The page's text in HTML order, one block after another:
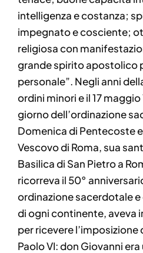
intelligenza e costanza;
impegnato e cosciente;
religiosa con
grande spirito apostolico
personale”. Negli anni
ordini minori e il 17
giorno dell’ordinazione
Domenica di Pentecoste
Vescovo di Roma, sua
Basilica di San Pietro a
ricorreva il 50°
ordinazione sacerdotale
di ogni continente, aveva
per ricevere l’imposizione
Paolo VI: don Giovanni